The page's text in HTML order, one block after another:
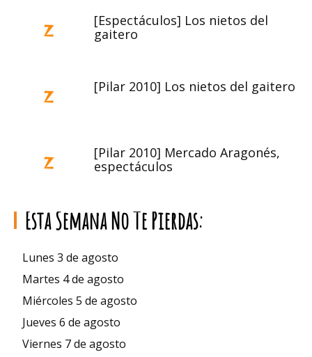
[Espectáculos] Los nietos del
gaitero
[Pilar 2010] Los nietos del gaitero
[Pilar 2010] Mercado Aragonés,
espectáculos
Esta Semana No Te Pierdas:
Lunes 3 de agosto
Martes 4 de agosto
Miércoles 5 de agosto
Jueves 6 de agosto
Viernes 7 de agosto